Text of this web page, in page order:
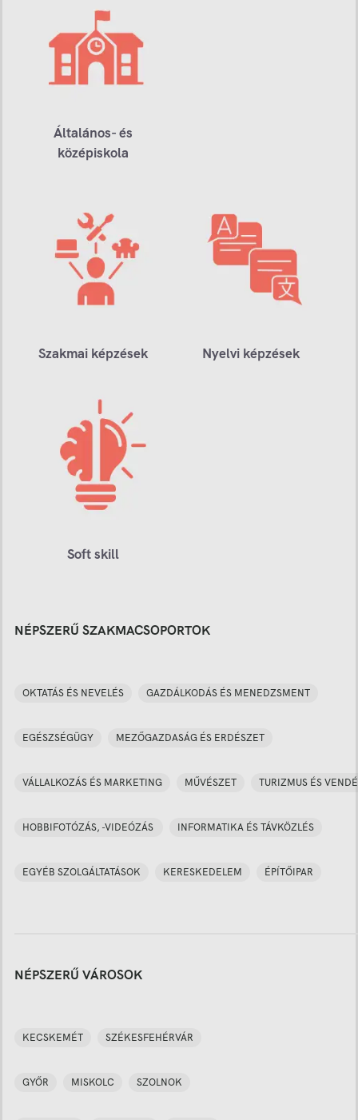
Általános- és
középiskola
Szakmai képzések Nyelvi képzések
Soft skill
NÉPSZERŰ SZAKMACSOPORTOK
OKTATÁS ÉS NEVELÉS GAZDÁLKODÁS ÉS MENEDZSMENT
EGÉSZSÉGÜGY MEZŐGAZDASÁG ÉS ERDÉSZET
VÁLLALKOZÁS ÉS MARKETING MŰVÉSZET TURIZMUS ÉS
HOBBIFOTÓZÁS, -VIDEÓZÁS INFORMATIKA ÉS TÁVKÖZLÉS
EGYÉB SZOLGÁLTATÁSOK KERESKEDELEM ÉPÍTŐIPAR
NÉPSZERŰ VÁROSOK
KECSKEMÉT SZÉKESFEHÉRVÁR
GYŐR MISKOLC SZOLNOK